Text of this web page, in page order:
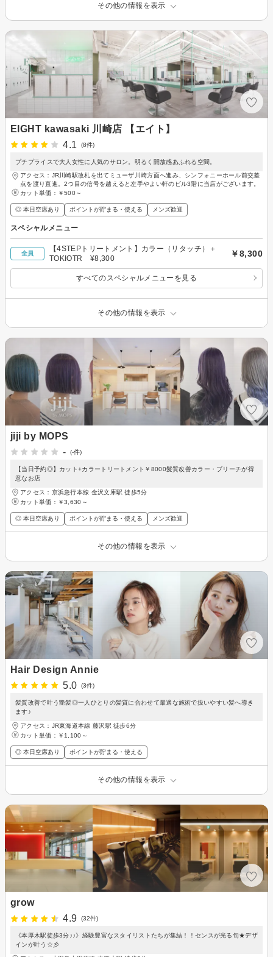
その他の情報を表示
EIGHT kawasaki 川崎店 【エイト】
4.1
(8件)
プチプライスで大人女性に人気のサロン。明るく開放感あふれる空間。
アクセス：JR川崎駅改札を出てミューザ川崎方面へ進み、シンフォニーホール前交差
点を渡り直進。2つ目の信号を越えると左手やよい軒のビル3階に当店がございます。
カット単価： ￥500～
◎ 本日空席あり ポイントが貯まる・使える メンズ歓迎
スペシャルメニュー
全員
【4STEPトリートメント】カラー（リタッチ）＋
TOKIOTR ¥8,300
￥8,300
すべてのスペシャルメニューを見る
その他の情報を表示
jiji by MOPS
-
(-件)
【当日予約◎】カット+カラートリートメント￥8000髪質改善カラー・ブリーチが得
意なお店
アクセス：京浜急行本線 金沢文庫駅 徒歩5分
カット単価： ￥3,630～
◎ 本日空席あり ポイントが貯まる・使える メンズ歓迎
その他の情報を表示
Hair Design Annie
5.0
(3件)
髪質改善で叶う艶髪◎一人ひとりの髪質に合わせて最適な施術で扱いやすい髪へ導き
ます♪
アクセス：JR東海道本線 藤沢駅 徒歩6分
カット単価： ￥1,100～
◎ 本日空席あり ポイントが貯まる・使える
その他の情報を表示
grow
4.9
(32件)
《本厚木駅徒歩3分♪♪》経験豊富なスタイリストたちが集結！！センスが光る旬★デザ
インが叶う☆彡